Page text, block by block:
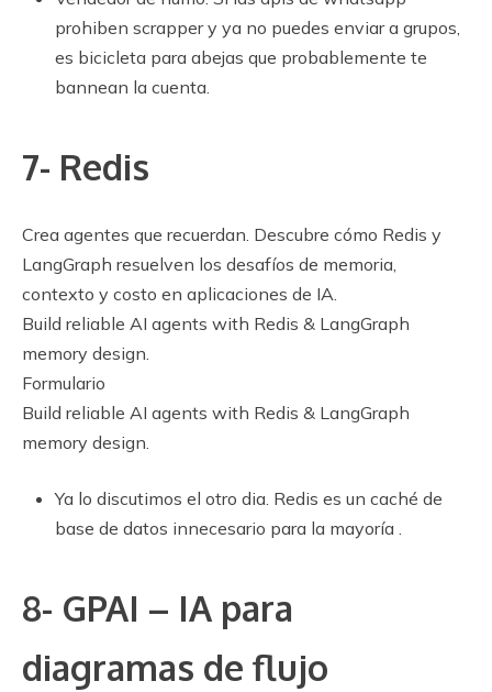
prohiben scrapper y ya no puedes enviar a grupos,
es bicicleta para abejas que probablemente te
bannean la cuenta.
7- Redis
Crea agentes que recuerdan. Descubre cómo Redis y
LangGraph resuelven los desafíos de memoria,
contexto y costo en aplicaciones de IA.
Build reliable AI agents with Redis & LangGraph
memory design.
Formulario
Build reliable AI agents with Redis & LangGraph
memory design.
Ya lo discutimos el otro dia. Redis es un caché de
base de datos innecesario para la mayoría .
8- GPAI – IA para
diagramas de flujo